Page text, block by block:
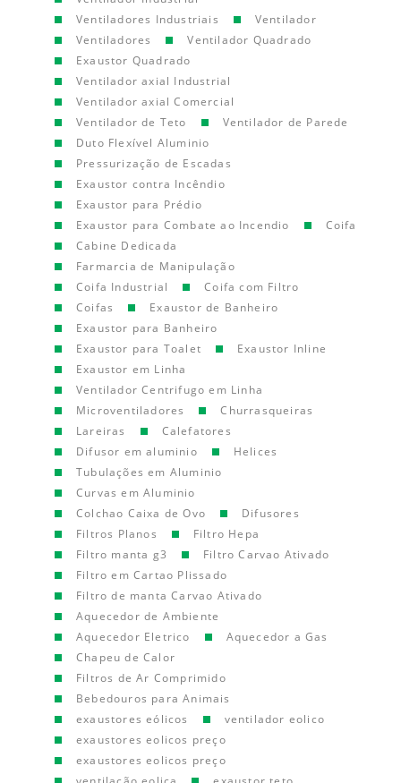
Ventiladores Industriais
Ventilador
Ventiladores
Ventilador Quadrado
Exaustor Quadrado
Ventilador axial Industrial
Ventilador axial Comercial
Ventilador de Teto
Ventilador de Parede
Duto Flexível Aluminio
Pressurização de Escadas
Exaustor contra Incêndio
Exaustor para Prédio
Exaustor para Combate ao Incendio
Coifa
Cabine Dedicada
Farmarcia de Manipulação
Coifa Industrial
Coifa com Filtro
Coifas
Exaustor de Banheiro
Exaustor para Banheiro
Exaustor para Toalet
Exaustor Inline
Exaustor em Linha
Ventilador Centrifugo em Linha
Microventiladores
Churrasqueiras
Lareiras
Calefatores
Difusor em aluminio
Helices
Tubulações em Aluminio
Curvas em Aluminio
Colchao Caixa de Ovo
Difusores
Filtros Planos
Filtro Hepa
Filtro manta g3
Filtro Carvao Ativado
Filtro em Cartao Plissado
Filtro de manta Carvao Ativado
Aquecedor de Ambiente
Aquecedor Eletrico
Aquecedor a Gas
Chapeu de Calor
Filtros de Ar Comprimido
Bebedouros para Animais
exaustores eólicos
ventilador eolico
exaustores eolicos preço
exaustores eolicos preço